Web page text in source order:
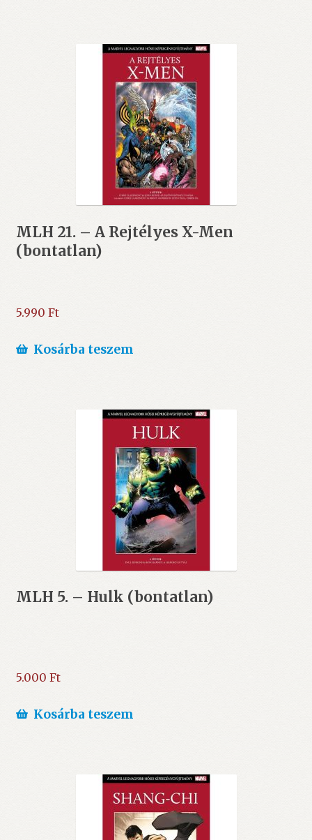
MLH 21. – A Rejtélyes X-Men
(bontatlan)
5.990 Ft
Kosárba teszem
MLH 5. – Hulk (bontatlan)
5.000 Ft
Kosárba teszem